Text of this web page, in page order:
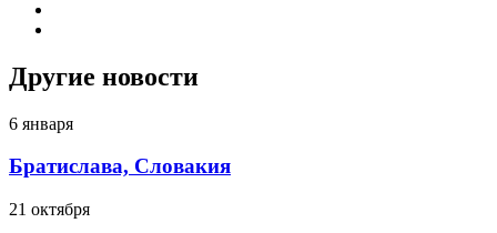
Другие новости
6 января
Братислава, Словакия
21 октября